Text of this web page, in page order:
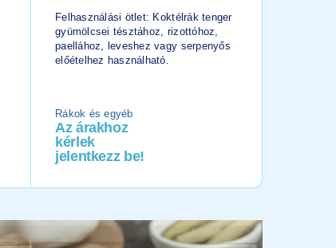
Felhasználási ötlet: Koktélrák tenger
gyümölcsei tésztához, rizottóhoz,
paellához, leveshez vagy serpenyős
előételhez használható.
Rákok és egyéb
Az árakhoz
kérlek
jelentkezz be!